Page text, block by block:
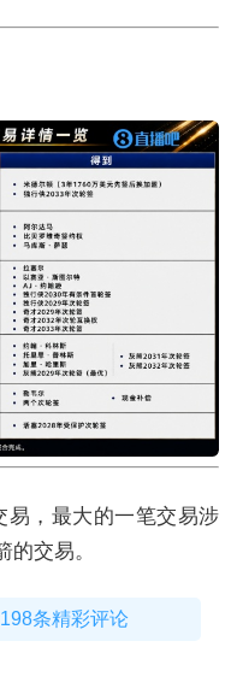
易，最大的一笔交易涉
交易。
条精彩评论